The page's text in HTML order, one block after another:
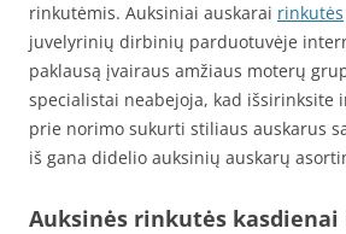
rinkutėmis. Auksiniai auskarai rinkutės
juvelyrinių dirbinių parduotuvėje
paklausą įvairaus amžiaus moterų
specialistai neabejoja, kad išsirinksite
prie norimo sukurti stiliaus auskarus
iš gana didelio auksinių auskarų
Auksinės rinkutės